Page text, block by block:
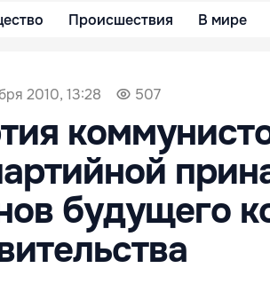
Происшествия В мире
2010, 13:28 507
будущего